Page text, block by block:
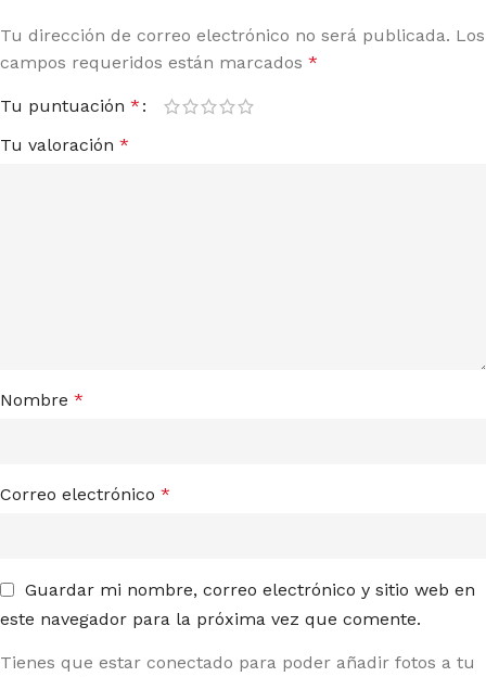
Tu dirección de correo electrónico no será publicada. Los
campos requeridos están marcados *
Tu puntuación *
Tu valoración *
Nombre *
Correo electrónico *
Guardar mi nombre, correo electrónico y sitio web en
este navegador para la próxima vez que comente.
Tienes que estar conectado para poder añadir fotos a tu